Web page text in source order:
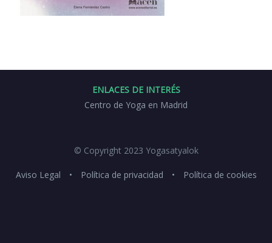
ENLACES DE INTERÉS
Centro de Yoga en Madrid
© Copyright 2023 Yogasatyalok
Aviso Legal • Política de privacidad • Política de cookies